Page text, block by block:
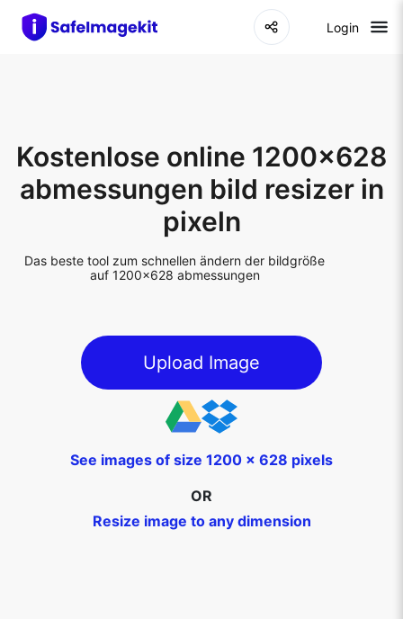
Login
Kostenlose online 1200x628
abmessungen bild resizer in
pixeln
Das beste tool zum schnellen ändern der bildgröße
auf 1200x628 abmessungen
Upload Image
See images of size 1200 x 628 pixels
OR
Resize image to any dimension